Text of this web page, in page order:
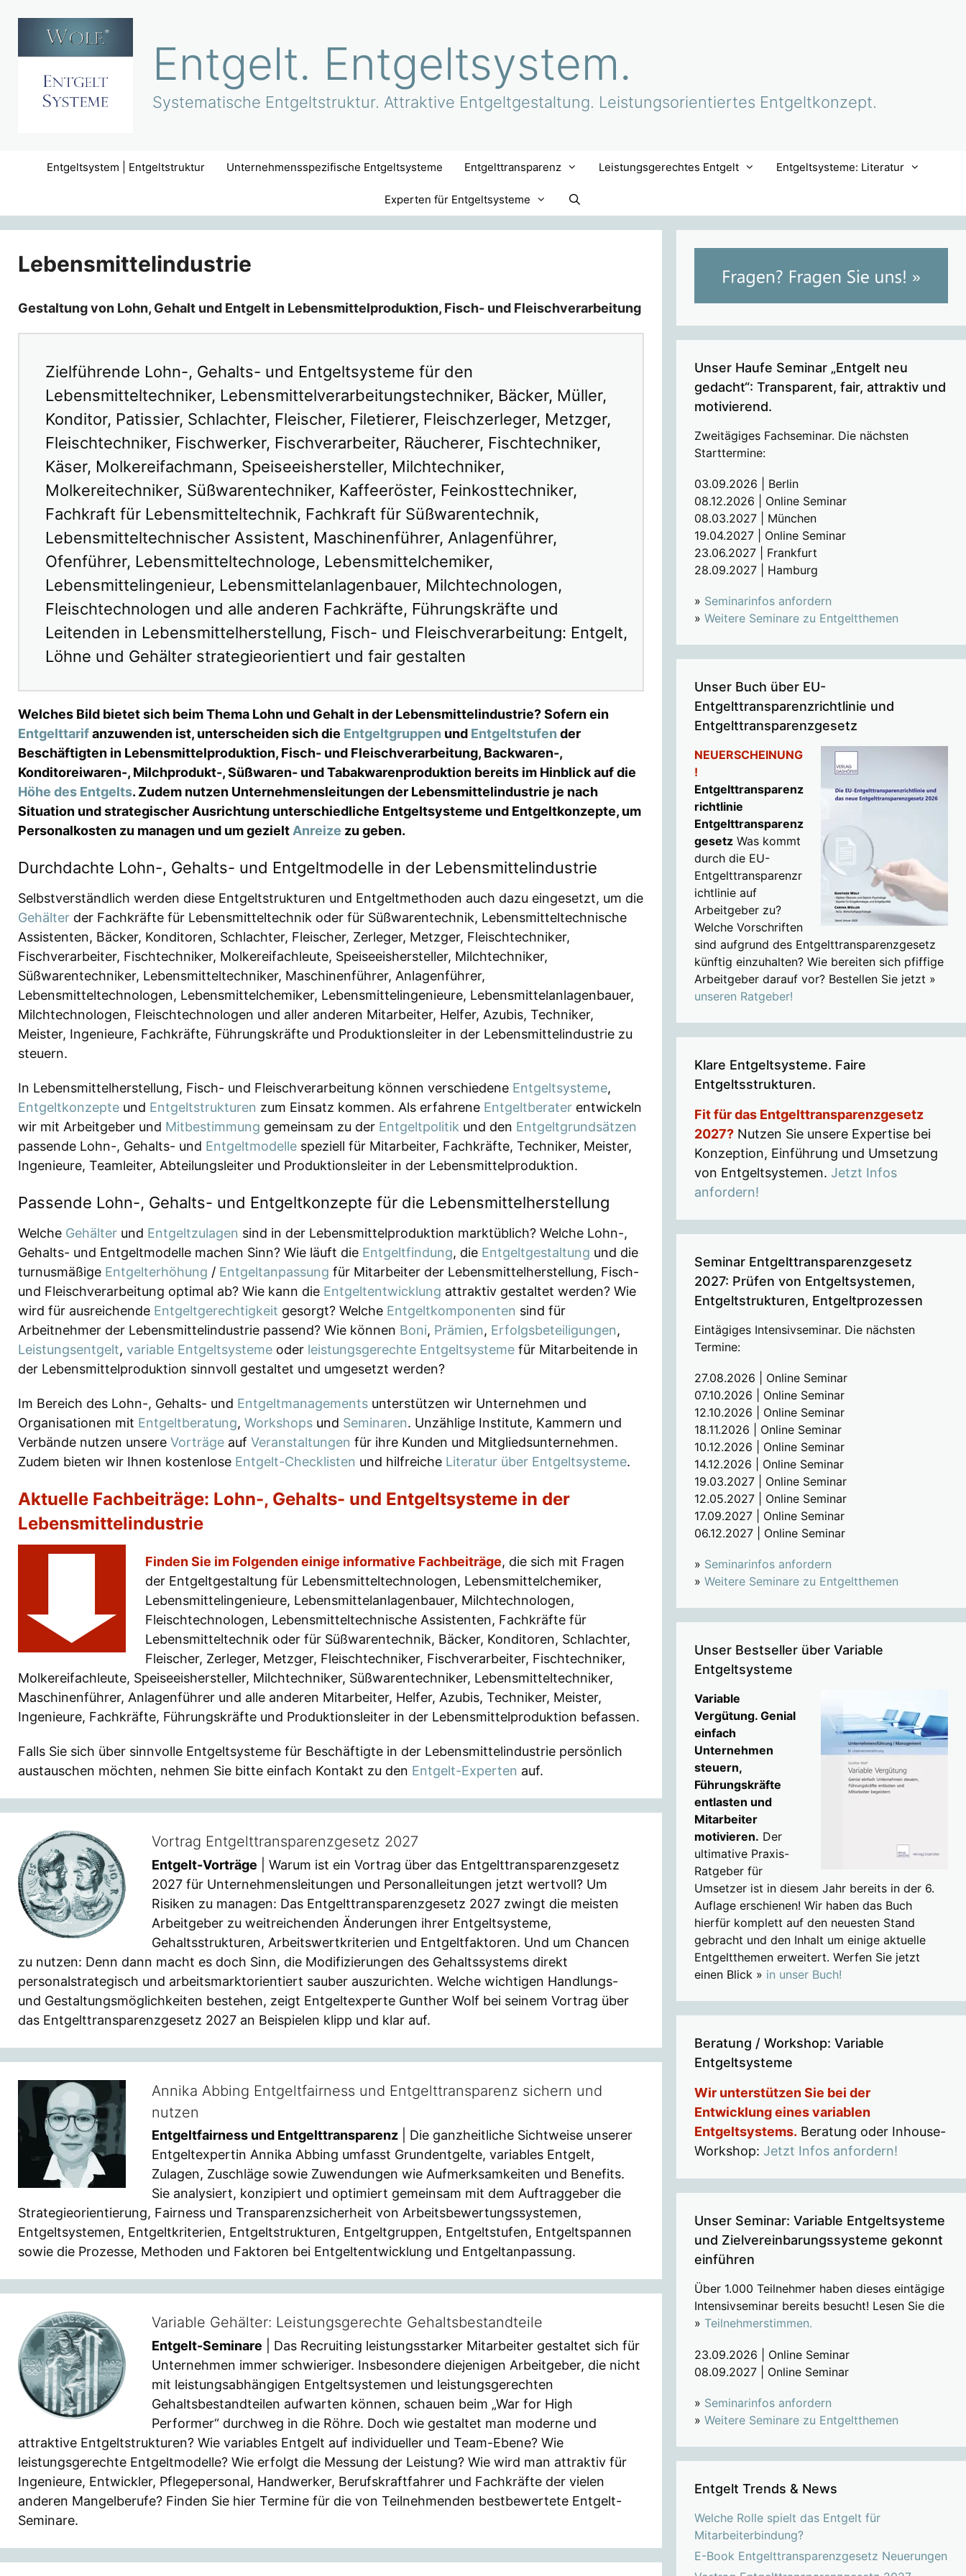
springen
Entgelt. Entgeltsystem.
Systematische Entgeltstruktur. Attraktive Entgeltgestaltung. Leistungsorientiertes Entgeltkonzept.
Entgeltsystem | Entgeltstruktur Unternehmensspezifische Entgeltsysteme Entgelttransparenz Leistungsgerechtes Entgelt Entgeltsysteme: Literatur
Experten für Entgeltsysteme
Lebensmittelindustrie
Gestaltung von Lohn, Gehalt und Entgelt in Lebensmittelproduktion, Fisch- und Fleischverarbeitung
Zielführende Lohn-, Gehalts- und Entgeltsysteme für den
Lebensmitteltechniker, Lebensmittelverarbeitungstechniker, Bäcker, Müller,
Konditor, Patissier, Schlachter, Fleischer, Filetierer, Fleischzerleger, Metzger,
Fleischtechniker, Fischwerker, Fischverarbeiter, Räucherer, Fischtechniker,
Käser, Molkereifachmann, Speiseeishersteller, Milchtechniker,
Molkereitechniker, Süßwarentechniker, Kaffeeröster, Feinkosttechniker,
Fachkraft für Lebensmitteltechnik, Fachkraft für Süßwarentechnik,
Lebensmitteltechnischer Assistent, Maschinenführer, Anlagenführer,
Ofenführer, Lebensmitteltechnologe, Lebensmittelchemiker,
Lebensmittelingenieur, Lebensmittelanlagenbauer, Milchtechnologen,
Fleischtechnologen und alle anderen Fachkräfte, Führungskräfte und
Leitenden in Lebensmittelherstellung, Fisch- und Fleischverarbeitung: Entgelt,
Löhne und Gehälter strategieorientiert und fair gestalten
Welches Bild bietet sich beim Thema Lohn und Gehalt in der Lebensmittelindustrie? Sofern ein
Entgelttarifanzuwenden ist, unterscheiden sich die Entgeltgruppen und Entgeltstufen der
Beschäftigten in Lebensmittelproduktion, Fisch- und Fleischverarbeitung, Backwaren-,
Konditoreiwaren-, Milchprodukt-, Süßwaren- und Tabakwarenproduktion bereits im Hinblick auf die
Höhe des Entgelts. Zudem nutzen Unternehmensleitungen der Lebensmittelindustrie je nach
Situation und strategischer Ausrichtung unterschiedliche Entgeltsysteme und Entgeltkonzepte, um
Personalkosten zu managen und um gezielt Anreize zu geben.
Durchdachte Lohn-, Gehalts- und Entgeltmodelle in der Lebensmittelindustrie
Selbstverständlich werden diese Entgeltstrukturen und Entgeltmethoden auch dazu eingesetzt, um die
Gehälter der Fachkräfte für Lebensmitteltechnik oder für Süßwarentechnik, Lebensmitteltechnische
Assistenten, Bäcker, Konditoren, Schlachter, Fleischer, Zerleger, Metzger, Fleischtechniker,
Fischverarbeiter, Fischtechniker, Molkereifachleute, Speiseeishersteller, Milchtechniker,
Süßwarentechniker, Lebensmitteltechniker, Maschinenführer, Anlagenführer,
Lebensmitteltechnologen, Lebensmittelchemiker, Lebensmittelingenieure, Lebensmittelanlagenbauer,
Milchtechnologen, Fleischtechnologen und aller anderen Mitarbeiter, Helfer, Azubis, Techniker,
Meister, Ingenieure, Fachkräfte, Führungskräfte und Produktionsleiter in der Lebensmittelindustrie zu
steuern.
In Lebensmittelherstellung, Fisch- und Fleischverarbeitung können verschiedene Entgeltsysteme,
Entgeltkonzepte und Entgeltstrukturen zum Einsatz kommen. Als erfahrene Entgeltberater entwickeln
wir mit Arbeitgeber und Mitbestimmung gemeinsam zu der Entgeltpolitik und den Entgeltgrundsätzen
passende Lohn-, Gehalts- und Entgeltmodelle speziell für Mitarbeiter, Fachkräfte, Techniker, Meister,
Ingenieure, Teamleiter, Abteilungsleiter und Produktionsleiter in der Lebensmittelproduktion.
Passende Lohn-, Gehalts- und Entgeltkonzepte für die Lebensmittelherstellung
Welche Gehälter und Entgeltzulagen sind in der Lebensmittelproduktion marktüblich? Welche Lohn-,
Gehalts- und Entgeltmodelle machen Sinn? Wie läuft die Entgeltfindung, die Entgeltgestaltung und die
turnusmäßige Entgelterhöhung / Entgeltanpassung für Mitarbeiter der Lebensmittelherstellung, Fisch-
und Fleischverarbeitung optimal ab? Wie kann die Entgeltentwicklung attraktiv gestaltet werden? Wie
wird für ausreichende Entgeltgerechtigkeit gesorgt? Welche Entgeltkomponenten sind für
Arbeitnehmer der Lebensmittelindustrie passend? Wie können Boni, Prämien, Erfolgsbeteiligungen,
Leistungsentgelt, variable Entgeltsysteme oder leistungsgerechte Entgeltsysteme für Mitarbeitende in
der Lebensmittelproduktion sinnvoll gestaltet und umgesetzt werden?
Im Bereich des Lohn-, Gehalts- und Entgeltmanagements unterstützen wir Unternehmen und
Organisationen mit Entgeltberatung, Workshops und Seminaren. Unzählige Institute, Kammern und
Verbände nutzen unsere Vorträge auf Veranstaltungen für ihre Kunden und Mitgliedsunternehmen.
Zudem bieten wir Ihnen kostenlose Entgelt-Checklisten und hilfreiche Literatur über Entgeltsysteme.
Aktuelle Fachbeiträge: Lohn-, Gehalts- und Entgeltsysteme in der
Lebensmittelindustrie
Finden Sie im Folgenden einige informative Fachbeiträge, die sich mit Fragen
der Entgeltgestaltung für Lebensmitteltechnologen, Lebensmittelchemiker,
Lebensmittelingenieure, Lebensmittelanlagenbauer, Milchtechnologen,
Fleischtechnologen, Lebensmitteltechnische Assistenten, Fachkräfte für
Lebensmitteltechnik oder für Süßwarentechnik, Bäcker, Konditoren, Schlachter,
Fleischer, Zerleger, Metzger, Fleischtechniker, Fischverarbeiter, Fischtechniker,
Molkereifachleute, Speiseeishersteller, Milchtechniker, Süßwarentechniker, Lebensmitteltechniker,
Maschinenführer, Anlagenführer und alle anderen Mitarbeiter, Helfer, Azubis, Techniker, Meister,
Ingenieure, Fachkräfte, Führungskräfte und Produktionsleiter in der Lebensmittelproduktion befassen.
Falls Sie sich über sinnvolle Entgeltsysteme für Beschäftigte in der Lebensmittelindustrie persönlich
austauschen möchten, nehmen Sie bitte einfach Kontakt zu den Entgelt-Experten auf.
Vortrag Entgelttransparenzgesetz 2027
Entgelt-Vorträge | Warum ist ein Vortrag über das Entgelttransparenzgesetz
2027 für Unternehmensleitungen und Personalleitungen jetzt wertvoll? Um
Risiken zu managen: Das Entgelttransparenzgesetz 2027 zwingt die meisten
Arbeitgeber zu weitreichenden Änderungen ihrer Entgeltsysteme,
Gehaltsstrukturen, Arbeitswertkriterien und Entgeltfaktoren. Und um Chancen
zu nutzen: Denn dann macht es doch Sinn, die Modifizierungen des Gehaltssystems direkt
personalstrategisch und arbeitsmarktorientiert sauber auszurichten. Welche wichtigen Handlungs-
und Gestaltungsmöglichkeiten bestehen, zeigt Entgeltexperte Gunther Wolf bei seinem Vortrag über
das Entgelttransparenzgesetz 2027 an Beispielen klipp und klar auf.
Annika Abbing Entgeltfairness und Entgelttransparenz sichern und
nutzen
Entgeltfairness und Entgelttransparenz | Die ganzheitliche Sichtweise unserer
Entgeltexpertin Annika Abbing umfasst Grundentgelte, variables Entgelt,
Zulagen, Zuschläge sowie Zuwendungen wie Aufmerksamkeiten und Benefits.
Sie analysiert, konzipiert und optimiert gemeinsam mit dem Auftraggeber die
Strategieorientierung, Fairness und Transparenzsicherheit von Arbeitsbewertungssystemen,
Entgeltsystemen, Entgeltkriterien, Entgeltstrukturen, Entgeltgruppen, Entgeltstufen, Entgeltspannen
sowie die Prozesse, Methoden und Faktoren bei Entgeltentwicklung und Entgeltanpassung.
Variable Gehälter: Leistungsgerechte Gehaltsbestandteile
Entgelt-Seminare | Das Recruiting leistungsstarker Mitarbeiter gestaltet sich für
Unternehmen immer schwieriger. Insbesondere diejenigen Arbeitgeber, die nicht
mit leistungsabhängigen Entgeltsystemen und leistungsgerechten
Gehaltsbestandteilen aufwarten können, schauen beim „War for High
Performer“ durchweg in die Röhre. Doch wie gestaltet man moderne und
attraktive Entgeltstrukturen? Wie variables Entgelt auf individueller und Team-Ebene? Wie
leistungsgerechte Entgeltmodelle? Wie erfolgt die Messung der Leistung? Wie wird man attraktiv für
Ingenieure, Entwickler, Pflegepersonal, Handwerker, Berufskraftfahrer und Fachkräfte der vielen
anderen Mangelberufe? Finden Sie hier Termine für die von Teilnehmenden bestbewertete Entgelt-
Seminare.
Unser Haufe Seminar „Entgelt neu
gedacht“: Transparent, fair, attraktiv und
motivierend.
Zweitägiges Fachseminar. Die nächsten
Starttermine:
03.09.2026 | Berlin
08.12.2026 | Online Seminar
08.03.2027 | München
19.04.2027 | Online Seminar
23.06.2027 | Frankfurt
28.09.2027 | Hamburg
» Seminarinfos anfordern
» Weitere Seminare zu Entgeltthemen
Unser Buch über EU-
Entgelttransparenzrichtlinie und
Entgelttransparenzgesetz
NEUERSCHEINUNG
!
Entgelttransparenz
richtlinie
Entgelttransparenz
gesetzWas kommt
durch die EU-
Entgelttransparenzr
ichtlinie auf
Arbeitgeber zu?
Welche Vorschriften
sind aufgrund des Entgelttransparenzgesetz
künftig einzuhalten? Wie bereiten sich pfiffige
Arbeitgeber darauf vor? Bestellen Sie jetzt »
unseren Ratgeber!
Klare Entgeltsysteme. Faire
Entgeltsstrukturen.
Fit für das Entgelttransparenzgesetz
2027?Nutzen Sie unsere Expertise bei
Konzeption, Einführung und Umsetzung
von Entgeltsystemen. Jetzt Infos
anfordern!
Seminar Entgelttransparenzgesetz
2027: Prüfen von Entgeltsystemen,
Entgeltstrukturen, Entgeltprozessen
Eintägiges Intensivseminar. Die nächsten
Termine:
27.08.2026 | Online Seminar
07.10.2026 | Online Seminar
12.10.2026 | Online Seminar
18.11.2026 | Online Seminar
10.12.2026 | Online Seminar
14.12.2026 | Online Seminar
19.03.2027 | Online Seminar
12.05.2027 | Online Seminar
17.09.2027 | Online Seminar
06.12.2027 | Online Seminar
» Seminarinfos anfordern
» Weitere Seminare zu Entgeltthemen
Unser Bestseller über Variable
Entgeltsysteme
Variable
Vergütung. Genial
einfach
Unternehmen
steuern,
Führungskräfte
entlasten und
Mitarbeiter
motivieren. Der
ultimative Praxis-
Ratgeber für
Umsetzer ist in diesem Jahr bereits in der 6.
Auflage erschienen! Wir haben das Buch
hierfür komplett auf den neuesten Stand
gebracht und den Inhalt um einige aktuelle
Entgeltthemen erweitert. Werfen Sie jetzt
einen Blick » in unser Buch!
Beratung / Workshop: Variable
Entgeltsysteme
Wir unterstützen Sie bei der
Entwicklung eines variablen
Entgeltsystems. Beratung oder Inhouse-
Workshop: Jetzt Infos anfordern!
Unser Seminar: Variable Entgeltsysteme
und Zielvereinbarungssysteme gekonnt
einführen
Über 1.000 Teilnehmer haben dieses eintägige
Intensivseminar bereits besucht! Lesen Sie die
» Teilnehmerstimmen.
23.09.2026 | Online Seminar
08.09.2027 | Online Seminar
» Seminarinfos anfordern
» Weitere Seminare zu Entgeltthemen
Entgelt Trends & News
Welche Rolle spielt das Entgelt für
Mitarbeiterbindung?
E-Book Entgelttransparenzgesetz Neuerungen